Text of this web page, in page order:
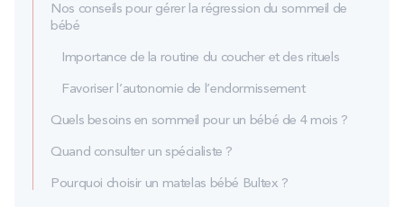
Nos conseils pour gérer la régression du sommeil de
bébé
Importance de la routine du coucher et des rituels
Favoriser l’autonomie de l’endormissement
Quels besoins en sommeil pour un bébé de 4 mois ?
Quand consulter un spécialiste ?
Pourquoi choisir un matelas bébé Bultex ?